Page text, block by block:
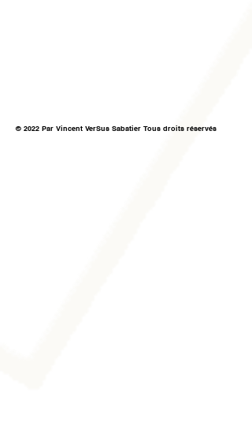
© 2022 Par Vincent VerSus Sabatier Tous droits réservés